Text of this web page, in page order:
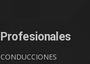
Profesionales
CONDUCCIONES